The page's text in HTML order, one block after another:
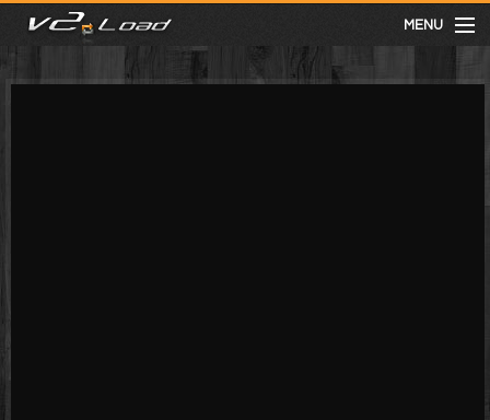
MENU
meist gesehen